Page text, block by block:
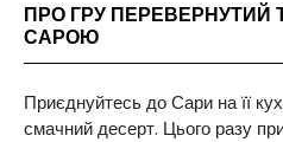
ПРО ГРУ ПЕРЕВЕРНУТИЙ
САРОЮ
Приєднуйтесь до Сари на її
смачний десерт. Цього разу